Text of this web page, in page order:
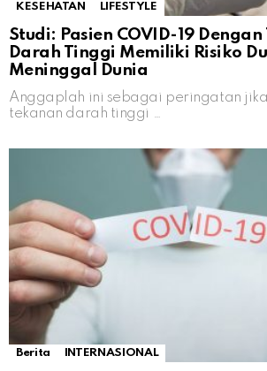
KESEHATAN LIFESTYLE
Studi: Pasien COVID-19
Darah Tinggi Memiliki Risiko
Meninggal Dunia
Anggaplah ini sebagai peringatan
tekanan darah tinggi …
Berita INTERNASIONAL